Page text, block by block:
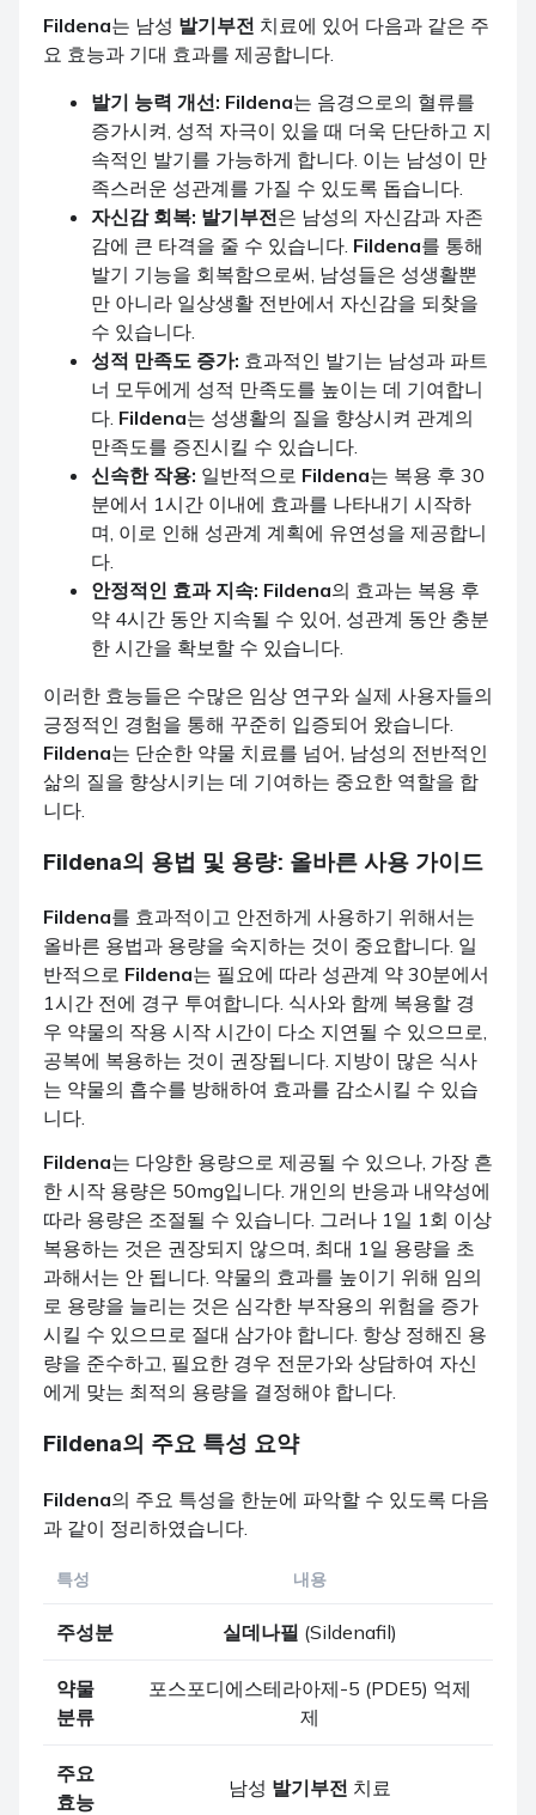
Fildena는 남성 발기부전 치료에 있어 다음과 같은 주
요 효능과 기대 효과를 제공합니다.
발기 능력 개선: Fildena는 음경으로의 혈류를
증가시켜, 성적 자극이 있을 때 더욱 단단하고 지
속적인 발기를 가능하게 합니다. 이는 남성이 만
족스러운 성관계를 가질 수 있도록 돕습니다.
자신감 회복: 발기부전은 남성의 자신감과 자존
감에 큰 타격을 줄 수 있습니다. Fildena를 통해
발기 기능을 회복함으로써, 남성들은 성생활뿐
만 아니라 일상생활 전반에서 자신감을 되찾을
수 있습니다.
성적 만족도 증가: 효과적인 발기는 남성과 파트
너 모두에게 성적 만족도를 높이는 데 기여합니
다. Fildena는 성생활의 질을 향상시켜 관계의
만족도를 증진시킬 수 있습니다.
신속한 작용: 일반적으로 Fildena는 복용 후 30
분에서 1시간 이내에 효과를 나타내기 시작하
며, 이로 인해 성관계 계획에 유연성을 제공합니
다.
안정적인 효과 지속: Fildena의 효과는 복용 후
약 4시간 동안 지속될 수 있어, 성관계 동안 충분
한 시간을 확보할 수 있습니다.
이러한 효능들은 수많은 임상 연구와 실제 사용자들의
긍정적인 경험을 통해 꾸준히 입증되어 왔습니다.
Fildena는 단순한 약물 치료를 넘어, 남성의 전반적인
삶의 질을 향상시키는 데 기여하는 중요한 역할을 합
니다.
Fildena의 용법 및 용량: 올바른 사용 가이드
Fildena를 효과적이고 안전하게 사용하기 위해서는
올바른 용법과 용량을 숙지하는 것이 중요합니다. 일
반적으로 Fildena는 필요에 따라 성관계 약 30분에서
1시간 전에 경구 투여합니다. 식사와 함께 복용할 경
우 약물의 작용 시작 시간이 다소 지연될 수 있으므로,
공복에 복용하는 것이 권장됩니다. 지방이 많은 식사
는 약물의 흡수를 방해하여 효과를 감소시킬 수 있습
니다.
Fildena는 다양한 용량으로 제공될 수 있으나, 가장 흔
한 시작 용량은 50mg입니다. 개인의 반응과 내약성에
따라 용량은 조절될 수 있습니다. 그러나 1일 1회 이상
복용하는 것은 권장되지 않으며, 최대 1일 용량을 초
과해서는 안 됩니다. 약물의 효과를 높이기 위해 임의
로 용량을 늘리는 것은 심각한 부작용의 위험을 증가
시킬 수 있으므로 절대 삼가야 합니다. 항상 정해진 용
량을 준수하고, 필요한 경우 전문가와 상담하여 자신
에게 맞는 최적의 용량을 결정해야 합니다.
Fildena의 주요 특성 요약
Fildena의 주요 특성을 한눈에 파악할 수 있도록 다음
과 같이 정리하였습니다.
특성 내용
주성분 실데나필 (Sildenafil)
약물
분류
포스포디에스테라아제-5 (PDE5) 억제
제
주요
효능
남성 발기부전 치료